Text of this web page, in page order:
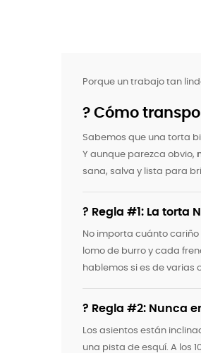
Porque un trabajo tan
? Cómo
Sabemos que una torta
Y aunque parezca obvio,
sana, salva y lista para
? Regla #1: La torta
No importa cuánto cariño
lomo de burro y cada
hablemos si es de varias
? Regla #2: Nunca
Los asientos están
una pista de esquí. A los